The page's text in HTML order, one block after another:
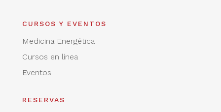
CURSOS Y EVENTOS
Medicina Energética
Cursos en línea
Eventos
RESERVAS